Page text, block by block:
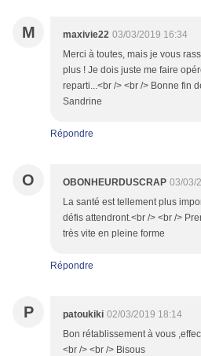
M maxivie22 03/03/2019 16:34
Merci à toutes, mais je vous
plus ! Je dois juste me faire
reparti...<br /> <br /> Bonne fin
Sandrine
Répondre
O OBONHEURDUSCRAP 03/03/
La santé est tellement plus
défis attendront.<br /> <br />
très vite en pleine forme
Répondre
P patoukiki 02/03/2019 18:14
Bon rétablissement à vous
<br /> <br /> Bisous